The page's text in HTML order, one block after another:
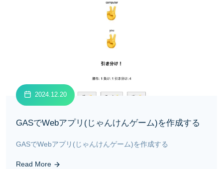
2024.12.20
GASでWebアプリ(じゃんけんゲーム)を作成する
GASでWebアプリ(じゃんけんゲーム)を作成する
Read More